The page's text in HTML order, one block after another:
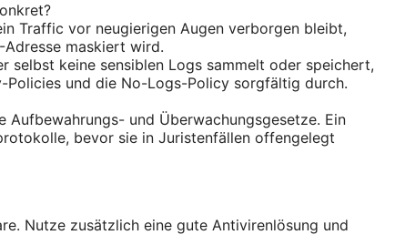
Traffic vor neugierigen Augen verborgen bleibt,
maskiert wird.
selbst keine sensiblen Logs sammelt oder speichert,
und die No-Logs-Policy sorgfältig durch.
Aufbewahrungs- und Überwachungsgesetze. Ein
bevor sie in Juristenfällen offengelegt
Nutze zusätzlich eine gute Antivirenlösung und